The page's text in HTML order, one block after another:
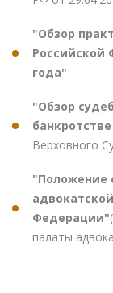
"Обзор
Российской
года"
"Обзор
Верховного
"Положение
Федерации"
палаты